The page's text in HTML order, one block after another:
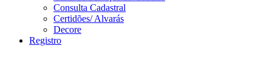
Consulta Cadastral
Certidões/ Alvarás
Decore
Registro